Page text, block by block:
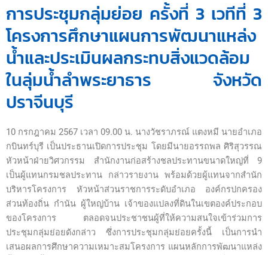
การประชุมกลุ่มย่อย ครั้งที่ 3 เวทีที่ 3
โครงการศึกษาแผนการพัฒนาแหล่ง
น้ำและประเมินผลกระทบสิ่งแวดล้อม
ในลุ่มน้ำลำพระยาธาร จังหวัด
ปราจีนบุรี
10 กรกฎาคม 2567 เวลา 09.00 น. นางวัชราภรณ์ แตงหมี นายอำเภอ
กบินทร์บุรี เป็นประธานเปิดการประชุม โดยมีนายอรรถพล ศิริสุวรรณ
หัวหน้าฝ่ายวิศวกรรม สำนักงานก่อสร้างชลประทานขนาดใหญ่ที่ 9
เป็นผู้แทนกรมชลประทาน กล่าวรายงาน พร้อมด้วยผู้แทนจากสำนัก
บริหารโครงการ หัวหน้าส่วนราชการระดับอำเภอ องค์กรปกครอง
ส่วนท้องถิ่น กำนัน ผู้ใหญ่บ้าน เจ้าของแปลงที่ดินในเขตองค์ประกอบ
ของโครงการ ตลอดจนประชาชนผู้ที่ให้ความสนใจเข้าร่วมการ
ประชุมกลุ่มย่อยดังกล่าว ซึ่งการประชุมกลุ่มย่อยครั้งนี้ เป็นการนำ
เสนอผลการศึกษาความเหมาะสมโครงการ แผนหลักการพัฒนาแหล่ง